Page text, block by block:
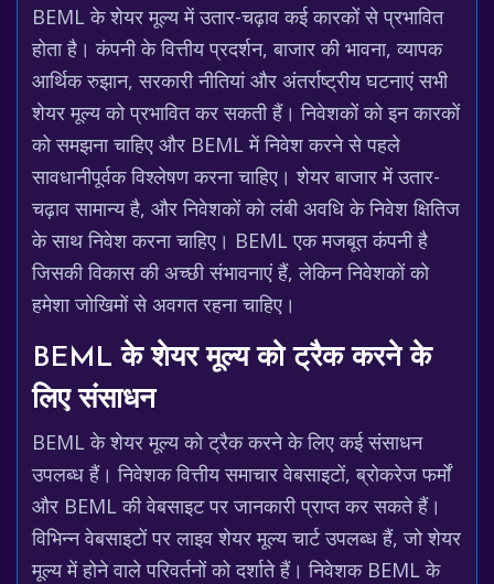
BEML के शेयर मूल्य में उतार-चढ़ाव कई कारकों से प्रभावित
होता है। कंपनी के वित्तीय प्रदर्शन, बाजार की भावना, व्यापक
आर्थिक रुझान, सरकारी नीतियां और अंतर्राष्ट्रीय घटनाएं सभी
शेयर मूल्य को प्रभावित कर सकती हैं। निवेशकों को इन कारकों
को समझना चाहिए और BEML में निवेश करने से पहले
सावधानीपूर्वक विश्लेषण करना चाहिए। शेयर बाजार में उतार-
चढ़ाव सामान्य है, और निवेशकों को लंबी अवधि के निवेश क्षितिज
के साथ निवेश करना चाहिए। BEML एक मजबूत कंपनी है
जिसकी विकास की अच्छी संभावनाएं हैं, लेकिन निवेशकों को
हमेशा जोखिमों से अवगत रहना चाहिए।
BEML के शेयर मूल्य को ट्रैक करने के
लिए संसाधन
BEML के शेयर मूल्य को ट्रैक करने के लिए कई संसाधन
उपलब्ध हैं। निवेशक वित्तीय समाचार वेबसाइटों, ब्रोकरेज फर्मों
और BEML की वेबसाइट पर जानकारी प्राप्त कर सकते हैं।
विभिन्न वेबसाइटों पर लाइव शेयर मूल्य चार्ट उपलब्ध हैं, जो शेयर
मूल्य में होने वाले परिवर्तनों को दर्शाते हैं। निवेशक BEML के